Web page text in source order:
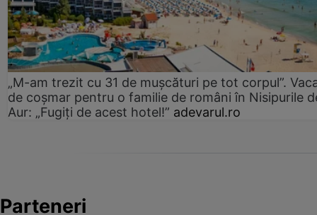
„M-am trezit cu 31 de mușcături pe tot corpul”.
de coșmar pentru o familie de români în Nisipurile
Aur: „Fugiți de acest hotel!” adevarul.ro
Parteneri